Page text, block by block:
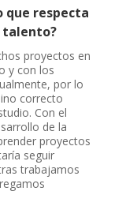
respecta
talento?
proyectos en
y con los
por lo
correcto
Con el
de la
proyectos
seguir
trabajamos